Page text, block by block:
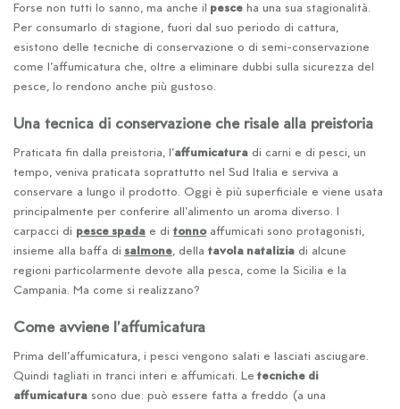
Forse non tutti lo sanno, ma anche il pesce ha una sua stagionalità.
Per consumarlo di stagione, fuori dal suo periodo di cattura,
esistono delle tecniche di conservazione o di semi-conservazione
come l’affumicatura che, oltre a eliminare dubbi sulla sicurezza del
pesce, lo rendono anche più gustoso.
Una tecnica di conservazione che risale alla preistoria
Praticata fin dalla preistoria, l’affumicatura di carni e di pesci, un
tempo, veniva praticata soprattutto nel Sud Italia e serviva a
conservare a lungo il prodotto. Oggi è più superficiale e viene usata
principalmente per conferire all’alimento un aroma diverso. I
carpacci di pesce spada e di tonnoaffumicati sono protagonisti,
insieme alla baffa di salmone, della tavola natalizia di alcune
regioni particolarmente devote alla pesca, come la Sicilia e la
Campania. Ma come si realizzano?
Come avviene l’affumicatura
Prima dell’affumicatura, i pesci vengono salati e lasciati asciugare.
Quindi tagliati in tranci interi e affumicati. Le tecniche di
affumicatura sono due: può essere fatta a freddo (a una